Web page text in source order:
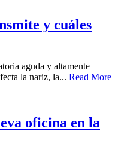
y cuáles
aguda y altamente
la nariz, la... Read More
oficina en la